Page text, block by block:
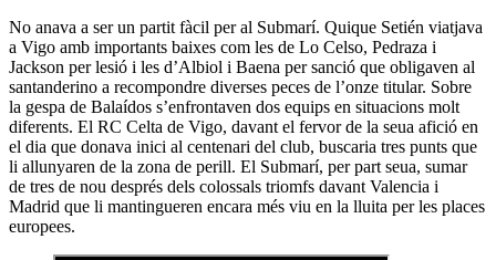
No anava a ser un partit fàcil per al Submarí. Quique Setién viatjava
a Vigo amb importants baixes com les de Lo Celso, Pedraza i
Jackson per lesió i les d’Albiol i Baena per sanció que obligaven al
santanderino a recompondre diverses peces de l’onze titular. Sobre
la gespa de Balaídos s’enfrontaven dos equips en situacions molt
diferents. El RC Celta de Vigo, davant el fervor de la seua afició en
el dia que donava inici al centenari del club, buscaria tres punts que
li allunyaren de la zona de perill. El Submarí, per part seua, sumar
de tres de nou després dels colossals triomfs davant Valencia i
Madrid que li mantingueren encara més viu en la lluita per les places
europees.